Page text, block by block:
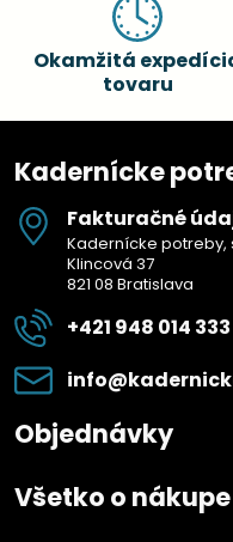
Okamžitá
tovaru
Kadernícke
Fakturačné
Kadernícke potreby,
Klincová 37
821 08 Bratislava
+421 948 014 333
Objednávky
Všetko o nákupe